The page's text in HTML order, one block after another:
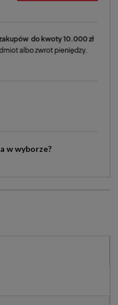
w wyborze?